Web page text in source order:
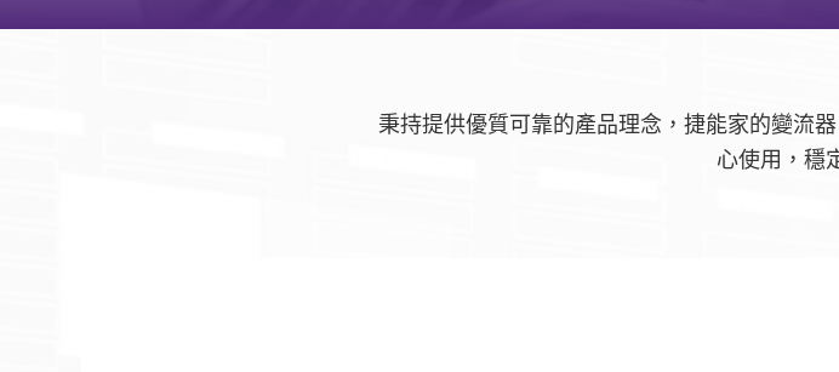
秉持提供優質可靠的產品理念，捷能家的變流
心使用，穩